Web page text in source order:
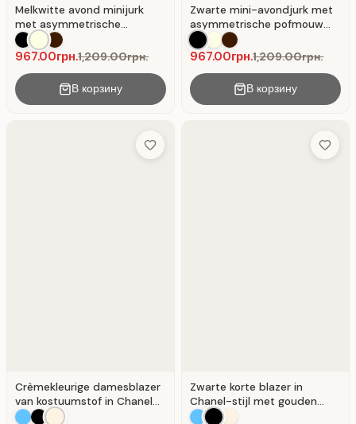
Melkwitte avond minijurk
met asymmetrische
pofmouw
967.00грн.1,209.00грн.
В корзину
Zwarte mini-avondjurk met
asymmetrische pofmouw
Zwart
967.00грн.1,209.00грн.
В корзину
Add to Wish List
Crèmekleurige damesblazer
van kostuumstof in Chanel-
stijl
Add to
Zwarte korte blazer in
Chanel-stijl met gouden
knopen